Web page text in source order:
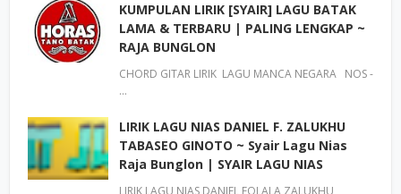
KUMPULAN LIRIK [SYAIR] LAGU BATAK
LAMA & TERBARU | PALING LENGKAP ~
RAJA BUNGLON
CHORD GITAR LIRIK LAGU MANCA NEGARA NOS -
…
LIRIK LAGU NIAS DANIEL F. ZALUKHU
TABASEO GINOTO ~ Syair Lagu Nias
Raja Bunglon | SYAIR LAGU NIAS
LIRIK LAGU NIAS DANIEL FOLALA ZALUKHU